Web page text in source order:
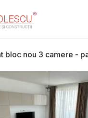
bloc nou 3 camere -